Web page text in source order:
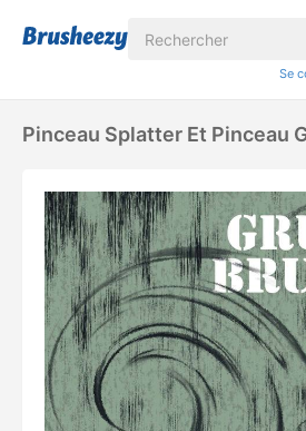
Se
Pinceau Splatter Et Pinceau